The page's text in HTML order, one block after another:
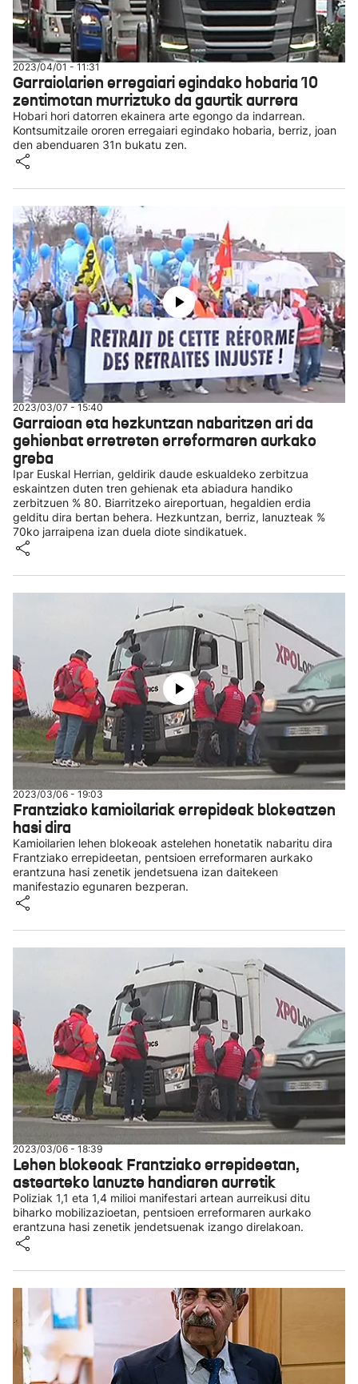
2023/04/01 - 11:31
Garraiolarien erregaiari egindako hobaria 10
zentimotan murriztuko da gaurtik aurrera
Hobari hori datorren ekainera arte egongo da indarrean.
Kontsumitzaile ororen erregaiari egindako hobaria, berriz, joan
den abenduaren 31n bukatu zen.
2023/03/07 - 15:40
Garraioan eta hezkuntzan nabaritzen ari da
gehienbat erretreten erreformaren aurkako
greba
Ipar Euskal Herrian, geldirik daude eskualdeko zerbitzua
eskaintzen duten tren gehienak eta abiadura handiko
zerbitzuen % 80. Biarritzeko aireportuan, hegaldien erdia
gelditu dira bertan behera. Hezkuntzan, berriz, lanuzteak %
70ko jarraipena izan duela diote sindikatuek.
2023/03/06 - 19:03
Frantziako kamioilariak errepideak blokeatzen
hasi dira
Kamioilarien lehen blokeoak astelehen honetatik nabaritu dira
Frantziako errepideetan, pentsioen erreformaren aurkako
erantzuna hasi zenetik jendetsuena izan daitekeen
manifestazio egunaren bezperan.
2023/03/06 - 18:39
Lehen blokeoak Frantziako errepideetan,
astearteko lanuzte handiaren aurretik
Poliziak 1,1 eta 1,4 milioi manifestari artean aurreikusi ditu
biharko mobilizazioetan, pentsioen erreformaren aurkako
erantzuna hasi zenetik jendetsuenak izango direlakoan.